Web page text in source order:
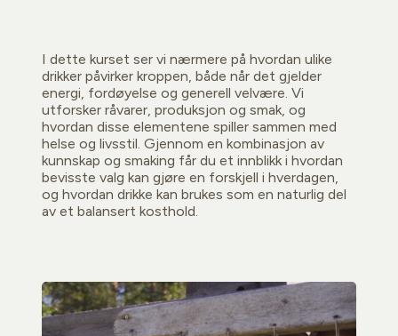
I dette kurset ser vi nærmere på hvordan ulike
drikker påvirker kroppen, både når det gjelder
energi, fordøyelse og generell velvære. Vi
utforsker råvarer, produksjon og smak, og
hvordan disse elementene spiller sammen med
helse og livsstil. Gjennom en kombinasjon av
kunnskap og smaking får du et innblikk i hvordan
bevisste valg kan gjøre en forskjell i hverdagen,
og hvordan drikke kan brukes som en naturlig del
av et balansert kosthold.